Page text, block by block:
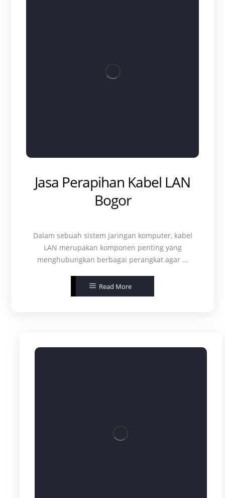
Jasa Perapihan Kabel LAN
Bogor
Dalam sebuah sistem jaringan komputer, kabel
LAN merupakan komponen penting yang
menghubungkan berbagai perangkat agar ...
Read More